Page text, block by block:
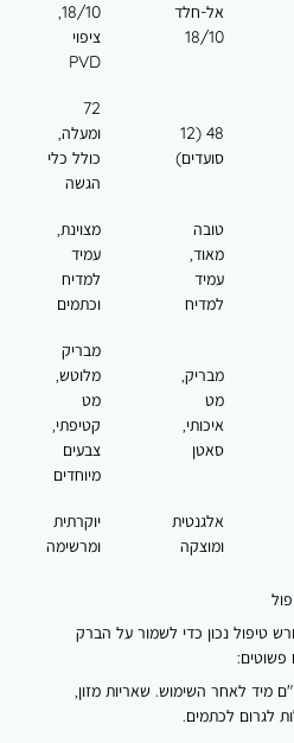
אל-חלד
18/10
18/10,
ציפוי
PVD
48 (12
סועדים)
72
ומעלה,
כולל כלי
הגשה
טובה
מאוד,
עמיד
למדיח
מצוינת,
עמיד
למדיח
וכתמים
מבריק,
מט
איכותי,
סאטן
מבריק
מלוטש,
מט
קטיפתי,
צבעים
מיוחדים
אלגנטית
ומוצקה
יוקרתית
ומרשימה
טיפול נכון כדי לשמור על הברק
פשוטים:
מיד לאחר השימוש. שאריות מזון,
לגרום לכתמים.